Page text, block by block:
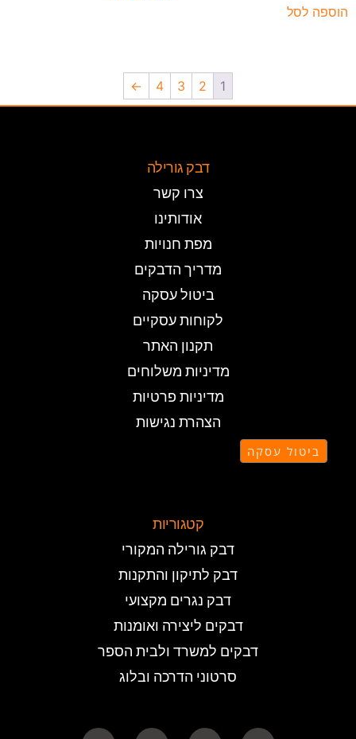
הוספה לסל
1
2
3
4
←
קטגוריות
דבק גורילה המקורי
דבק לתיקון והתקנות
דבק נגרים מקצועי
דבקים ליצירה ואומנות
דבקים למשרד ולבית הספר
סרטוני הדרכה ובלוג
דבק גורילה
צרו קשר
אודותינו
מפת חנויות
מדריך הדבקים
ביטול עסקה
לקוחות עסקיים
תקנון האתר
מדיניות משלוחים
מדיניות פרטיות
הצהרת נגישות
ביטול עסקה